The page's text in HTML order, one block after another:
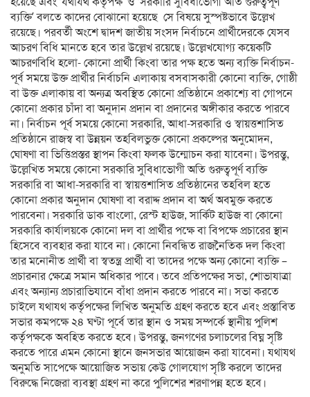
ব্যক্তি’ বলতে কাদের বোঝানো হয়েছে সে বিষয়ে সুস্পষ্টভাবে উল্লেখ
রয়েছে। পরবর্তী অংশে দ্বাদশ জাতীয় সংসদ নির্বাচনে প্রার্থীদেরকে যেসব
আচরণ বিধি মানতে হবে তার উল্লেখ রয়েছে। উল্লেখযোগ্য কয়েকটি
আচরণবিধি হলো- কোনো প্রার্থী কিংবা তার পক্ষ হতে অন্য ব্যক্তি নির্বাচন-
পূর্ব সময়ে উক্ত প্রার্থীর নির্বাচনি এলাকায় বসবাসকারী কোনো ব্যক্তি, গোষ্ঠী
বা উক্ত এলাকায় বা অন্যত্র অবস্থিত কোনো প্রতিষ্ঠানে প্রকাশ্যে বা গোপনে
কোনো প্রকার চাঁদা বা অনুদান প্রদান বা প্রদানের অঙ্গীকার করতে পারবে
না। নির্বাচন পূর্ব সময়ে কোনো সরকারি, আধা-সরকারি ও স্বায়ত্তশাসিত
প্রতিষ্ঠানে রাজস্ব বা উন্নয়ন তহবিলভুক্ত কোনো প্রকল্পের অনুমোদন,
ঘোষণা বা ভিত্তিপ্রস্তর স্থাপন কিংবা ফলক উন্মোচন করা যাবেনা। উপরন্তু,
উল্লেখিত সময়ে কোনো সরকারি সুবিধাভোগী অতি গুরুত্বপূর্ণ ব্যক্তি
সরকারি বা আধা-সরকারি বা স্বায়ত্তশাসিত প্রতিষ্ঠানের তহবিল হতে
কোনো প্রকার অনুদান ঘোষণা বা বরাদ্দ প্রদান বা অর্থ অবমুক্ত করতে
পারবেনা। সরকারি ডাক বাংলো, রেস্ট হাউজ, সার্কিট হাউজ বা কোনো
সরকারি কার্যালয়কে কোনো দল বা প্রার্থীর পক্ষে বা বিপক্ষে প্রচারের স্থান
হিসেবে ব্যবহার করা যাবে না। কোনো নিবন্ধিত রাজনৈতিক দল কিংবা
তার মনোনীত প্রার্থী বা স্বতন্ত্র প্রার্থী বা তাদের পক্ষে অন্য কোনো ব্যক্তি –
প্রচারনার ক্ষেত্রে সমান অধিকার পাবে। তবে প্রতিপক্ষের সভা, শোভাযাত্রা
এবং অন্যান্য প্রচারাভিযানে বাঁধা প্রদান করতে পারবে না। সভা করতে
চাইলে যথাযথ কর্তৃপক্ষের লিখিত অনুমতি গ্রহণ করতে হবে এবং প্রস্তাবিত
সভার কমপক্ষে ২৪ ঘণ্টা পূর্বে তার স্থান ও সময় সম্পর্কে স্থানীয় পুলিশ
কর্তৃপক্ষকে অবহিত করতে হবে। উপরন্তু, জনগণের চলাচলের বিঘ্ন সৃষ্টি
করতে পারে এমন কোনো স্থানে জনসভার আয়োজন করা যাবেনা। যথাযথ
অনুমতি সাপেক্ষে আয়োজিত সভায় কেউ গোলযোগ সৃষ্টি করলে তাদের
বিরুদ্ধে নিজেরা ব্যবস্থা গ্রহণ না করে পুলিশের শরণাপন্ন হতে হবে।